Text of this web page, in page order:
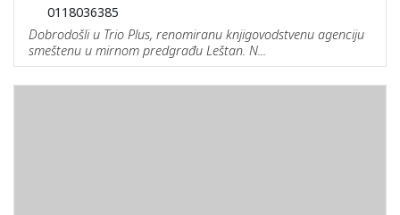
0118036385
Dobrodošli u Trio Plus, renomiranu knjigovodstvenu agenciju
smeštenu u mirnom predgrađu Leštan. N...